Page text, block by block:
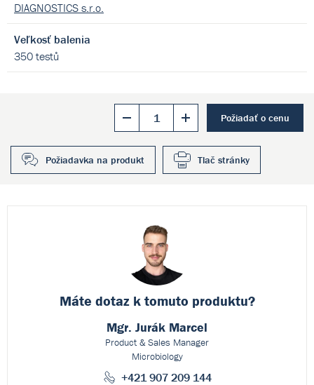
DIAGNOSTICS s.r.o.
Veľkosť balenia
350 testů
Požiadať o cenu
Požiadavka na produkt Tlač stránky
Máte dotaz k tomuto produktu?
Mgr. Jurák Marcel
Product & Sales Manager
Microbiology
+421 907 209 144